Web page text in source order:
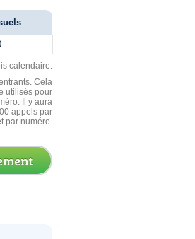
calendaire.
Cela
utilisés pour
Il y aura
appels par
par numéro.